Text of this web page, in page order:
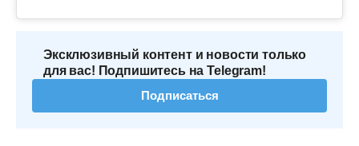
Эксклюзивный контент и новости только
для вас! Подпишитесь на Telegram!
Подписаться